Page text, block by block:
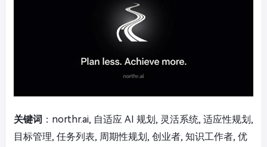
关键词 ：northr.ai, 自适应 AI 规划, 灵活系统, 适应性规划,
目标管理, 任务列表, 周期性规划, 创业者, 知识工作者, 优